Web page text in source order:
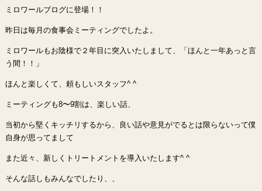
ミロワールブログに登場！！
昨日は毎月の食事会ミーティングでしたよ。
ミロワールもお陰様で２年目に突入いたしまして、「ほんと一年あっと言
う間！！」
ほんと楽しくて、頼もしいスタッフ^ ^
ミーティングも8〜9割は、楽しい話、
当初から堅くキッチリするから、良い話や意見がでるとは限らないって僕
自身が思ってまして
また近々、新しくトリートメントを導入いたします^ ^
そんな話しもみんなでしたり、、